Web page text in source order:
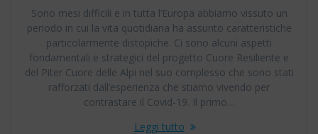
Sono mesi difficili e in tutta l’Europa abbiamo vissuto un
periodo in cui la vita quotidiana ha assunto caratteristiche
particolarmente distopiche. Ci sono alcuni aspetti
fondamentali e strategici del progetto Cuore Resiliente e
del Piter Cuore delle Alpi nel suo complesso che sono stati
rafforzati dall’esperienza che stiamo vivendo per
contrastare il Covid-19. Il primo…
Leggi tutto